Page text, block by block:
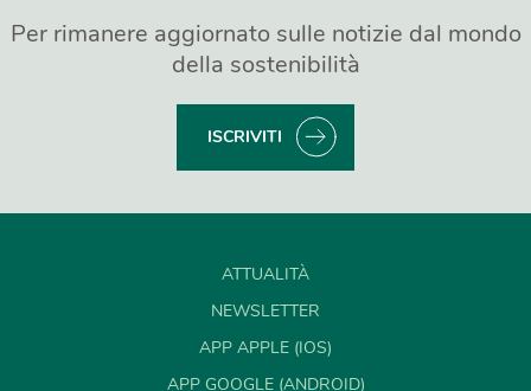
Per rimanere aggiornato sulle notizie dal mondo
della sostenibilità
ISCRIVITI
ATTUALITÀ
NEWSLETTER
APP APPLE (IOS)
APP GOOGLE (ANDROID)